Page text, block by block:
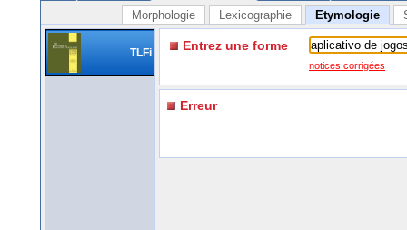
Morphologie Lexicographie Etymologie
TLFi Entrez une forme
notices corrigées
Erreur